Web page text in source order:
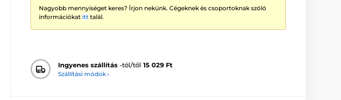
Nagyobb mennyiséget keres? Írjon nekünk. Cégeknek és csoportoknak szóló
információkat itt talál.
Ingyenes szállítás -tól/től 15 029 Ft
Szállítási módok ›